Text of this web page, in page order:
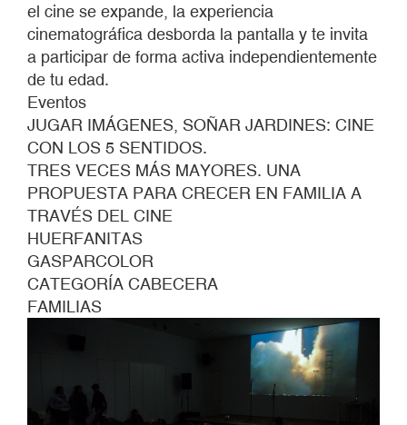
el cine se expande, la experiencia
cinematográfica desborda la pantalla y te invita
a participar de forma activa independientemente
de tu edad.
Eventos
JUGAR IMÁGENES, SOÑAR JARDINES: CINE
CON LOS 5 SENTIDOS.
TRES VECES MÁS MAYORES. UNA
PROPUESTA PARA CRECER EN FAMILIA A
TRAVÉS DEL CINE
HUERFANITAS
GASPARCOLOR
CATEGORÍA CABECERA
FAMILIAS